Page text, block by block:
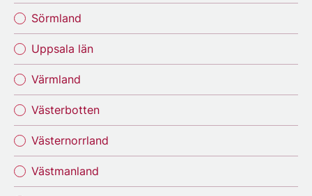
Sörmland
Uppsala län
Värmland
Västerbotten
Västernorrland
Västmanland